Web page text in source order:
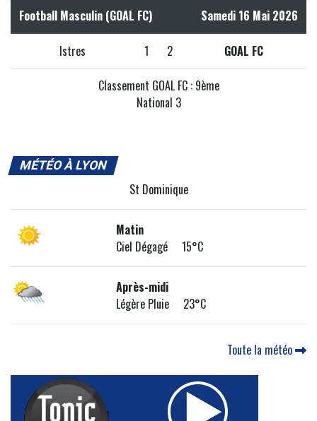
Football Masculin (GOAL FC) Samedi 16 Mai 2026
Istres 1 2 GOAL FC
Classement GOAL FC : 9ème
National 3
MÉTÉO À LYON
St Dominique
Matin
Ciel Dégagé 15°C
Après-midi
Légère Pluie 23°C
Toute la météo